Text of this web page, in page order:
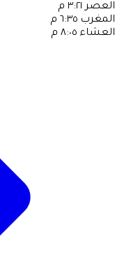
العصر ٣:٢١ م
المغرب ٦:٣٥ م
العشاء ٨:٠٥ م